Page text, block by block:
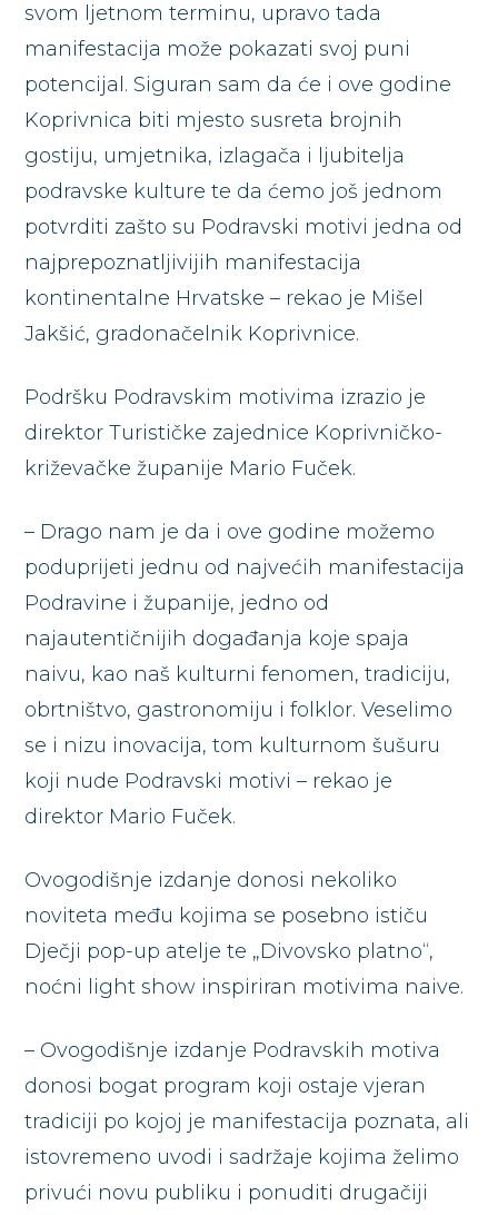
svom ljetnom terminu, upravo tada
manifestacija može pokazati svoj puni
potencijal. Siguran sam da će i ove godine
Koprivnica biti mjesto susreta brojnih
gostiju, umjetnika, izlagača i ljubitelja
podravske kulture te da ćemo još jednom
potvrditi zašto su Podravski motivi jedna od
najprepoznatljivijih manifestacija
kontinentalne Hrvatske – rekao je Mišel
Jakšić, gradonačelnik Koprivnice.
Podršku Podravskim motivima izrazio je
direktor Turističke zajednice Koprivničko-
križevačke županije Mario Fuček.
– Drago nam je da i ove godine možemo
poduprijeti jednu od najvećih manifestacija
Podravine i županije, jedno od
najautentičnijih događanja koje spaja
naivu, kao naš kulturni fenomen, tradiciju,
obrtništvo, gastronomiju i folklor. Veselimo
se i nizu inovacija, tom kulturnom šušuru
koji nude Podravski motivi – rekao je
direktor Mario Fuček.
Ovogodišnje izdanje donosi nekoliko
noviteta među kojima se posebno ističu
Dječji pop-up atelje te „Divovsko platno“,
noćni light show inspiriran motivima naive.
– Ovogodišnje izdanje Podravskih motiva
donosi bogat program koji ostaje vjeran
tradiciji po kojoj je manifestacija poznata, ali
istovremeno uvodi i sadržaje kojima želimo
privući novu publiku i ponuditi drugačiji